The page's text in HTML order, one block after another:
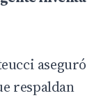
aseguró
respaldan